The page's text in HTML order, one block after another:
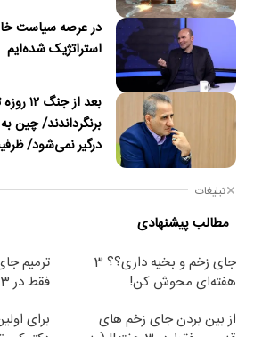
در عرصه سیاست
استراتژیک شده‌ایم
بعد از
برنگرداندند/ چین
درگیر نمی‌شود/
توانایی ذخیره نفت
تبلیغات
مطالب پیشنهادی
جای زخم و بخیه داری؟؟ 3
هفته‌ای محوش کن!
ترمیم
فقط در 3 هفته!!😍
از بین بردن جای زخم های